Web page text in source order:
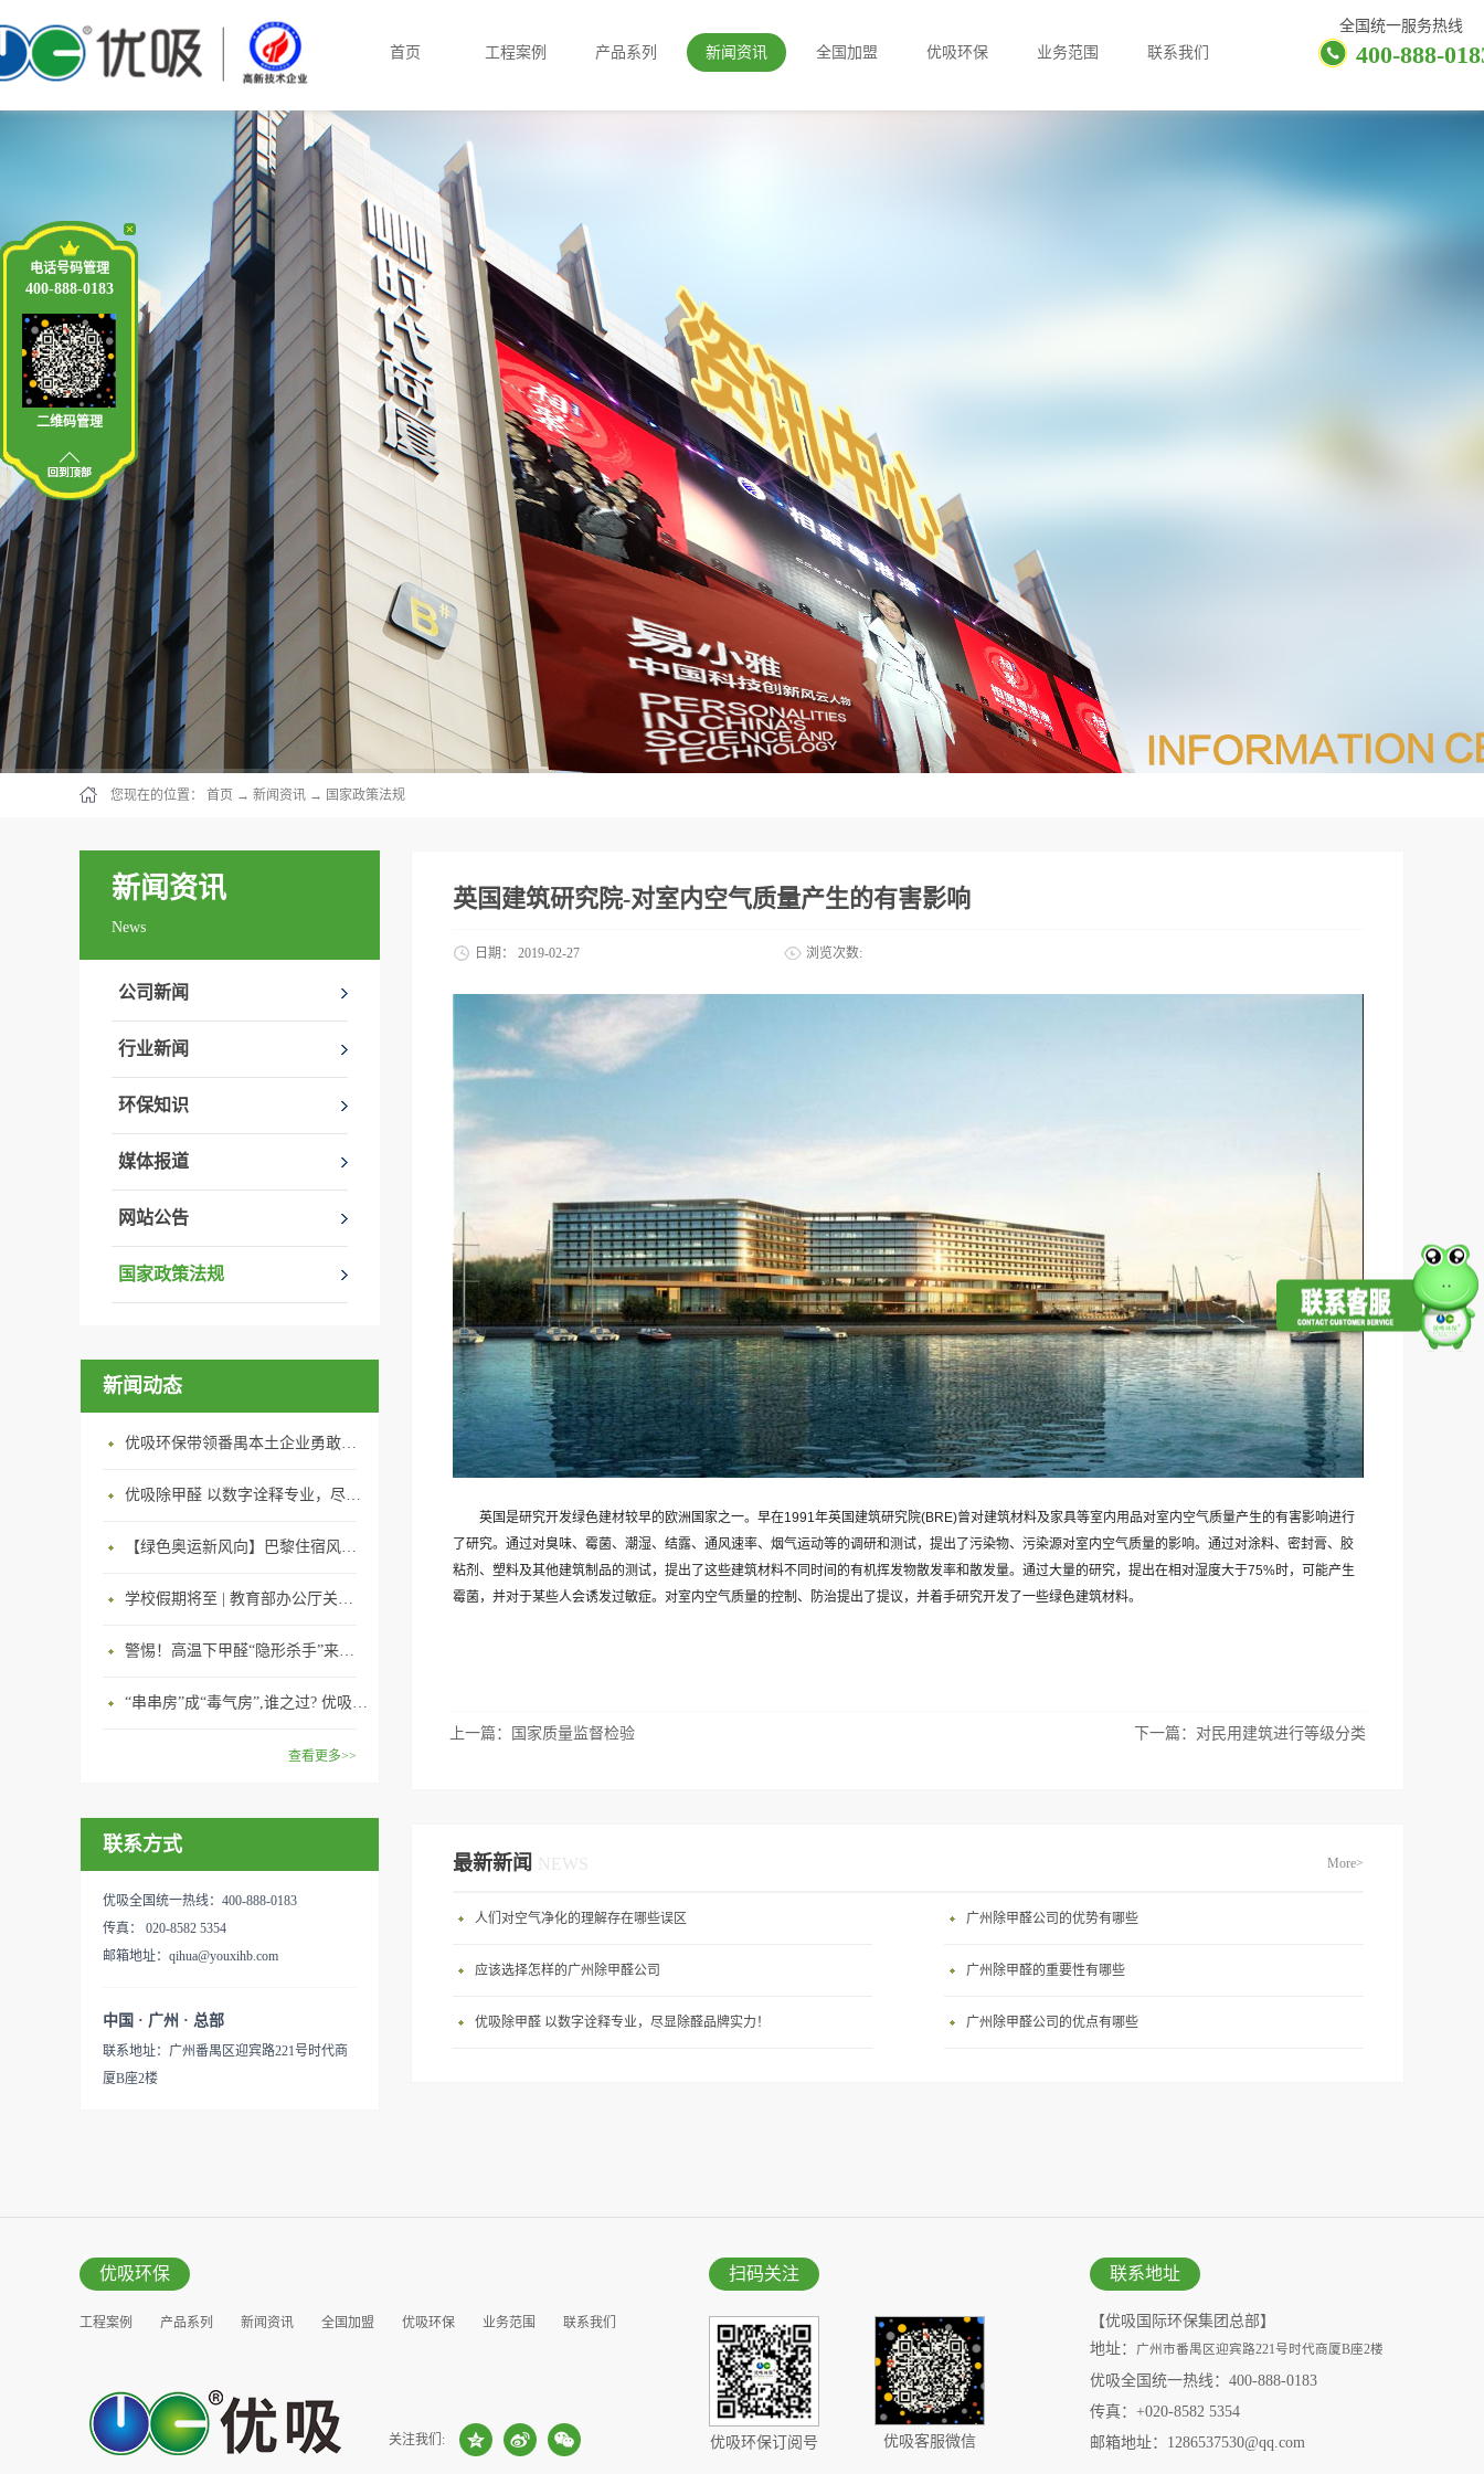
全国统一服务热线
400-888-
首页 工程案例 产品系列 新闻资讯 全国加盟 优吸环保 业务范围 联系我们
您现在的位置： 首页 → 新闻资讯 → 国家政策法规
新闻资讯
News
公司新闻
行业新闻
环保知识
媒体报道
网站公告
国家政策法规
新闻动态
优吸环保带领番禺本​土企业勇敢破局向“新”
优吸除甲醛 以数字诠释专业，尽显除醛品牌实力！
【绿色奥运新风向】巴黎住宿风波：优吸环保共建健康绿色家居
学校假期将至 | 教育部办公厅关于加强学校新建校舍室内空气质量管理通知
警惕！高温下甲醛“隐形杀手”来袭，你的家安全吗？
“串串房”成“毒气房”,谁之过? 优吸守护呼吸健康11年专注室内空气治理！
查看更多>>
联系方式
优吸全国统一热线：400-888-0183
传真： 020-8582 5354
邮箱地址：qihua@youxihb.com
中国 · 广州 · 总部
联系地址：广州番禺区迎宾路221号时代商
厦B座2楼
英国建筑研究院-对室内空气质量产生的有害影响
日期： 2019-02-27 浏览次数:
英国是研究开发绿色建材较早的欧洲国家之一。早在1991年英国建筑研究院(BRE)曾对建筑材料及家具等室内用品对室内空气质量产生的有害影响进行
了研究。通过对臭味、霉菌、潮湿、结露、通风速率、烟气运动等的调研和测试，提出了污染物、污染源对室内空气质量的影响。通过对涂料、密封膏、胶
粘剂、塑料及其他建筑制品的测试，提出了这些建筑材料不同时间的有机挥发物散发率和散发量。通过大量的研究，提出在相对湿度大于75%时，可能产生
霉菌，并对于某些人会诱发过敏症。对室内空气质量的控制、防治提出了提议，并着手研究开发了一些绿色建筑材料。
上一篇： 国家质量监督检验 下一篇： 对民用建筑进行等级分类
最新新闻 NEWS More>
人们对空气净化的理解存在哪些误区 广州除甲醛公司的优势有哪些
应该选择怎样的广州除甲醛公司 广州除甲醛的重要性有哪些
优吸除甲醛 以数字诠释专业，尽显除醛品牌实力！ 广州除甲醛公司的优点有哪些
优吸环保
工程案例 产品系列 新闻资讯 全国加盟 优吸环保 业务范围
联系我们
关注我们:
扫码关注
优吸环保订阅号 优吸客服微信
联系地址
【优吸国际环保集团总部】
地址：
广州市番禺区迎宾路221号时代商厦B座2楼
优吸全国统一热线：400-888-0183
传真：+020-8582 5354
邮箱地址：1286537530@qq.com
电话号码管理
400-888-0183
二维码管理